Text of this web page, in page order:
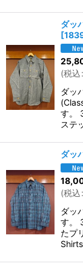
ダッ
[
(税込:
ダッ
す。
ステ
ダッ
(税込:
ダッ
す。
たプ